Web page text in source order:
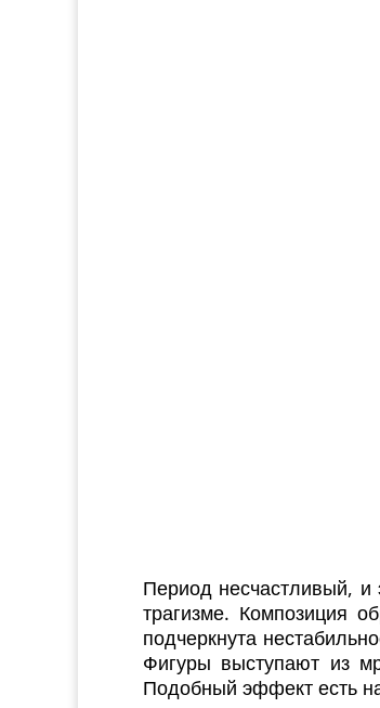
Период несчастливый, и
трагизме. Композиция
подчеркнута
Фигуры выступают из
Подобный эффект есть